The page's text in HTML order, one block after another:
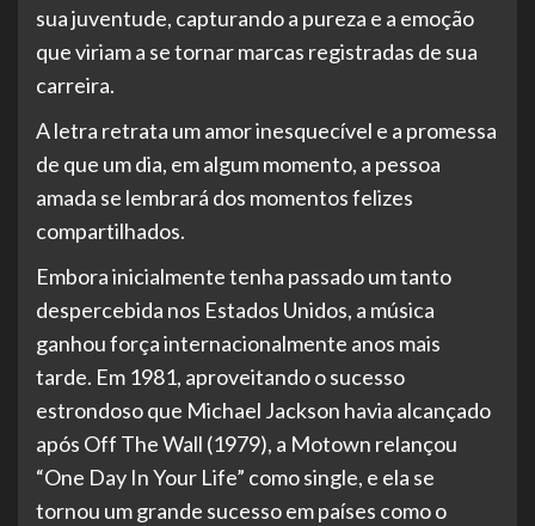
sua juventude, capturando a pureza e a emoção
que viriam a se tornar marcas registradas de sua
carreira.
A letra retrata um amor inesquecível e a promessa
de que um dia, em algum momento, a pessoa
amada se lembrará dos momentos felizes
compartilhados.
Embora inicialmente tenha passado um tanto
despercebida nos Estados Unidos, a música
ganhou força internacionalmente anos mais
tarde. Em 1981, aproveitando o sucesso
estrondoso que Michael Jackson havia alcançado
após Off The Wall (1979), a Motown relançou
“One Day In Your Life” como single, e ela se
tornou um grande sucesso em países como o